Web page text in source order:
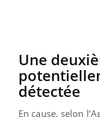
Une
détectée
En cause, selon